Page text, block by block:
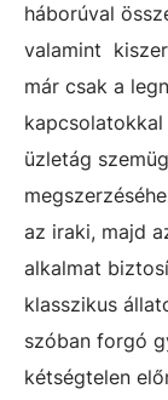
háborúval
valamint
már csak a
üzletág
az iraki, majd
alkalmat
klasszikus
szóban forgó
kétségtelen